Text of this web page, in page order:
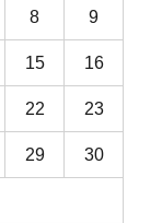
8 9
15 16
22 23
29 30